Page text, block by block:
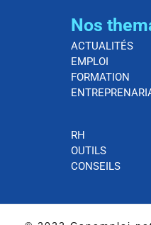
Nos
ACTUALITÉS
EMPLOI
FORMATION
RH
OUTILS
CONSEILS